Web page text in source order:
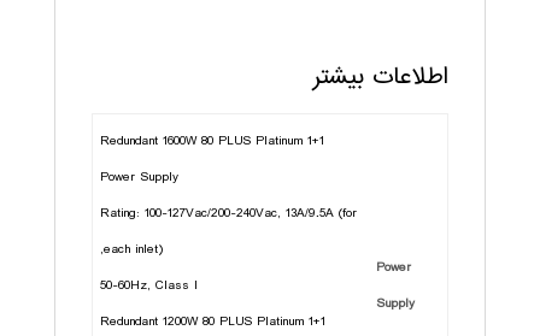
اطلاعات بیشتر
Power
Supply
1+1 Redundant 1600W 80 PLUS Platinum
Power Supply
Rating: 100-127Vac/200-240Vac, 13A/9.5A (for
each inlet),
50-60Hz, Class I
1+1 Redundant 1200W 80 PLUS Platinum